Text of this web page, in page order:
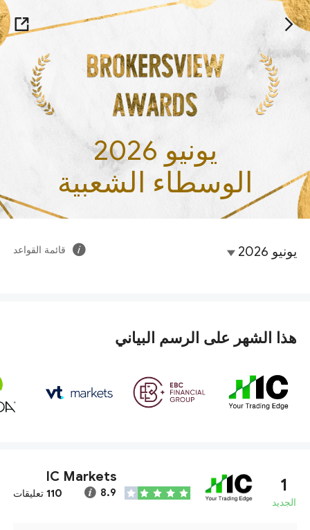
يونيو 2026
الوسطاء الشعبية
يونيو 2026 قائمة القواعد
هذا الشهر على الرسم البياني
1
الجديد
IC Markets
8.9
110 تعليقات